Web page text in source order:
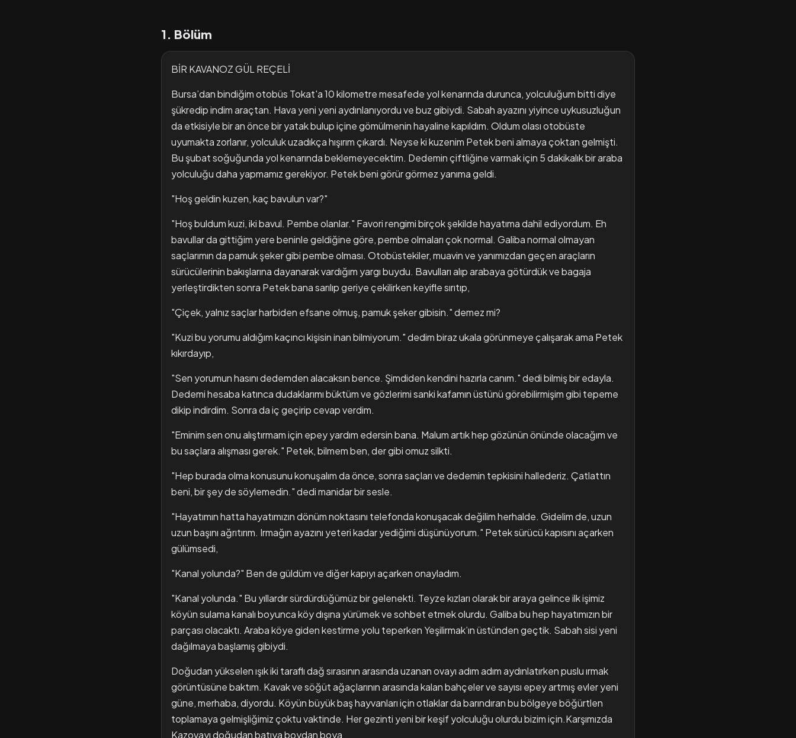
1. Bölüm
BİR KAVANOZ GÜL REÇELİ
Bursa’dan bindiğim otobüs Tokat'a 10 kilometre mesafede yol kenarında durunca, yolculuğum bitti diye
şükredip indim araçtan. Hava yeni yeni aydınlanıyordu ve buz gibiydi. Sabah ayazını yiyince uykusuzluğun
da etkisiyle bir an önce bir yatak bulup içine gömülmenin hayaline kapıldım. Oldum olası otobüste
uyumakta zorlanır, yolculuk uzadıkça hışırım çıkardı. Neyse ki kuzenim Petek beni almaya çoktan gelmişti.
Bu şubat soğuğunda yol kenarında beklemeyecektim. Dedemin çiftliğine varmak için 5 dakikalık bir araba
yolculuğu daha yapmamız gerekiyor. Petek beni görür görmez yanıma geldi.
"Hoş geldin kuzen, kaç bavulun var?"
"Hoş buldum kuzi, iki bavul. Pembe olanlar." Favori rengimi birçok şekilde hayatıma dahil ediyordum. Eh
bavullar da gittiğim yere beninle geldiğine göre, pembe olmaları çok normal. Galiba normal olmayan
saçlarımın da pamuk şeker gibi pembe olması. Otobüstekiler, muavin ve yanımızdan geçen araçların
sürücülerinin bakışlarına dayanarak vardığım yargı buydu. Bavulları alıp arabaya götürdük ve bagaja
yerleştirdikten sonra Petek bana sarılıp geriye çekilirken keyifle sırıtıp,
"Çiçek, yalnız saçlar harbiden efsane olmuş, pamuk şeker gibisin." demez mi?
"Kuzi bu yorumu aldığım kaçıncı kişisin inan bilmiyorum." dedim biraz ukala görünmeye çalışarak ama Petek
kıkırdayıp,
"Sen yorumun hasını dedemden alacaksın bence. Şimdiden kendini hazırla canım." dedi bilmiş bir edayla.
Dedemi hesaba katınca dudaklarımı büktüm ve gözlerimi sanki kafamın üstünü görebilirmişim gibi tepeme
dikip indirdim. Sonra da iç geçirip cevap verdim.
"Eminim sen onu alıştırmam için epey yardım edersin bana. Malum artık hep gözünün önünde olacağım ve
bu saçlara alışması gerek." Petek, bilmem ben, der gibi omuz silkti.
"Hep burada olma konusunu konuşalım da önce, sonra saçları ve dedemin tepkisini hallederiz. Çatlattın
beni, bir şey de söylemedin." dedi manidar bir sesle.
"Hayatımın hatta hayatımızın dönüm noktasını telefonda konuşacak değilim herhalde. Gidelim de, uzun
uzun başını ağrıtırım. Irmağın ayazını yeteri kadar yediğimi düşünüyorum." Petek sürücü kapısını açarken
gülümsedi,
"Kanal yolunda?" Ben de güldüm ve diğer kapıyı açarken onayladım.
"Kanal yolunda." Bu yıllardır sürdürdüğümüz bir gelenekti. Teyze kızları olarak bir araya gelince ilk işimiz
köyün sulama kanalı boyunca köy dışına yürümek ve sohbet etmek olurdu. Galiba bu hep hayatımızın bir
parçası olacaktı. Araba köye giden kestirme yolu teperken Yeşilirmak’ın üstünden geçtik. Sabah sisi yeni
dağılmaya başlamış gibiydi.
Doğudan yükselen ışık iki taraflı dağ sırasının arasında uzanan ovayı adım adım aydınlatırken puslu ırmak
görüntüsüne baktım. Kavak ve söğüt ağaçlarının arasında kalan bahçeler ve sayısı epey artmış evler yeni
güne, merhaba, diyordu. Köyün büyük baş hayvanları için otlaklar da barındıran bu bölgeye böğürtlen
toplamaya gelmişliğimiz çoktu vaktinde. Her gezinti yeni bir keşif yolculuğu olurdu bizim için.Karşımızda
Kazovayı doğudan batıya boydan boya